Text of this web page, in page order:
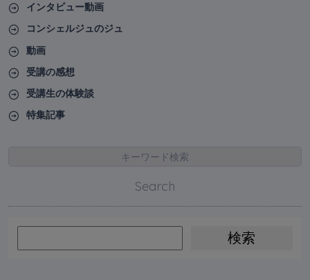
インタビュー動画
コンシェルジュのジュ
動画
受講の感想
受講生の体験談
特集記事
キーワード検索
Search